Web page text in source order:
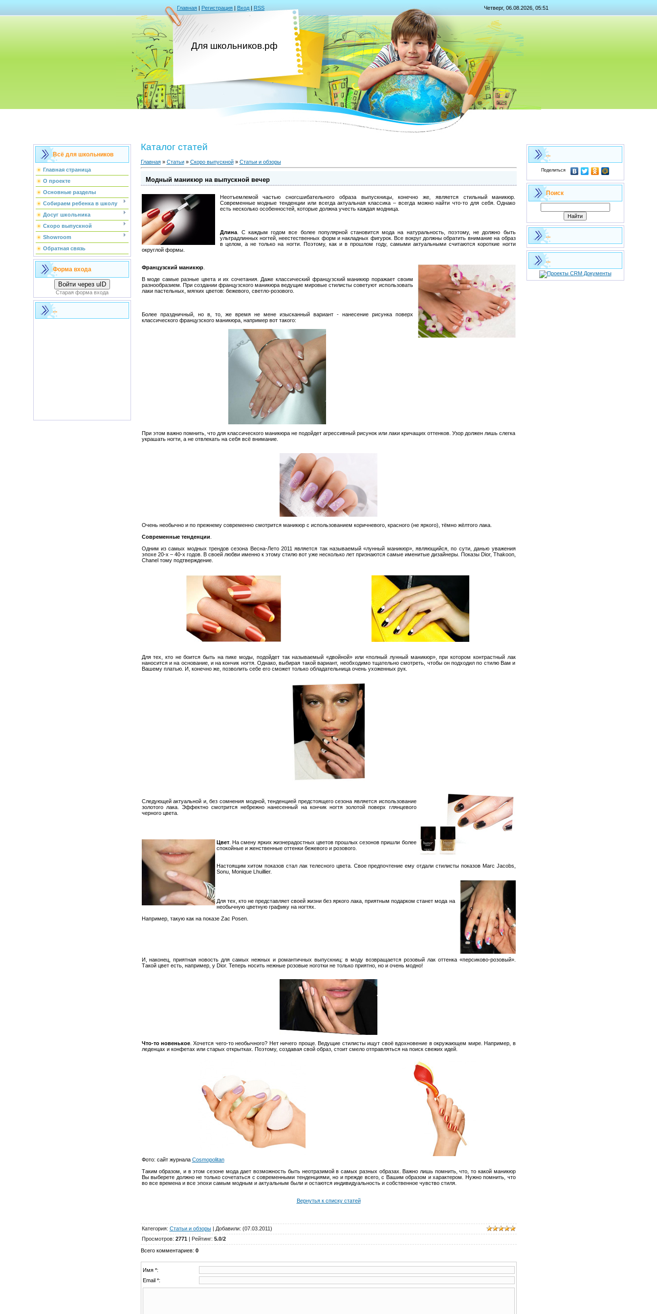
Главная | Регистрация | Вход | RSS Четверг, 06.08.2026, 05:51
Для школьников.рф
Всё для школьников
Главная страница
О проекте
Основные разделы
Собираем ребенка в школу
Досуг школьника
Скоро выпускной
Showroom
Обратная связь
Форма входа
Войти через uID
Старая форма входа
...
Каталог статей
Главная» Статьи» Скоро выпускной» Статьи и обзоры
Модный маникюр на выпускной вечер
Неотъемлемой частью сногсшибательного образа выпускницы, конечно же, является стильный маникюр.
Современные модные тенденции или всегда актуальная классика – всегда можно найти что-то для себя. Однако
есть несколько особенностей, которые должна учесть каждая модница.
Длина. С каждым годом все более популярной становится мода на натуральность, поэтому, не должно быть
ультрадлинных ногтей, неестественных форм и накладных фигурок. Все вокруг должны обратить внимание на образ
в целом, а не только на ногти. Поэтому, как и в прошлом году, самыми актуальными считаются короткие ногти
округлой формы.
Французский маникюр.
В моде самые разные цвета и их сочетания. Даже классический французский маникюр поражает своим
разнообразием. При создании французского маникюра ведущие мировые стилисты советуют использовать
лаки пастельных, мягких цветов: бежевого, светло-розового.
Более праздничный, но в, то, же время не мене изысканный вариант - нанесение рисунка поверх
классического французского маникюра, например вот такого:
При этом важно помнить, что для классического маникюра не подойдет агрессивный рисунок или лаки кричащих оттенков. Узор должен лишь слегка
украшать ногти, а не отвлекать на себя всё внимание.
Очень необычно и по прежнему современно смотрится маникюр с использованием коричневого, красного (не яркого), тёмно жёлтого лака.
Современные тенденции
Одним из самых модных трендов сезона Весна-Лето 2011 является так называемый «лунный маникюр», являющийся, по сути, данью уважения
эпохе 20-х – 40-х годов. В своей любви именно к этому стилю вот уже несколько лет признаются самые именитые дизайнеры. Показы Dior, Thakoon,
Chanel тому подтверждение.
Для тех, кто не боится быть на пике моды, подойдет так называемый «двойной» или «полный лунный маникюр», при котором контрастный лак
наносится и на основание, и на кончик ногтя. Однако, выбирая такой вариант, необходимо тщательно смотреть, чтобы он подходил по стилю Вам и
Вашему платью. И, конечно же, позволить себе его сможет только обладательница очень ухоженных рук.
Следующей актуальной и, без сомнения модной, тенденцией предстоящего сезона является использование
золотого лака. Эффектно смотрится небрежно нанесенный на кончик ногтя золотой поверх глянцевого
черного цвета.
Цвет. На смену ярких жизнерадостных цветов прошлых сезонов пришли более
спокойные и женственные оттенки бежевого и розового.
Настоящим хитом показов стал лак телесного цвета. Свое предпочтение ему отдали стилисты показов Marc Jacobs,
Sonu, Monique Lhuillier.
Для тех, кто не представляет своей жизни без яркого лака, приятным подарком станет мода на
необычную цветную графику на ногтях.
Например, такую как на показе Zac Posen.
И, наконец, приятная новость для самых нежных и романтичных выпускниц: в моду возвращается розовый лак оттенка «персиково-розовый».
Такой цвет есть, например, у Dior. Теперь носить нежные розовые ноготки не только приятно, но и очень модно!
Что-то новенькое. Хочется чего-то необычного? Нет ничего проще. Ведущие стилисты ищут своё вдохновение в окружающем мире. Например, в
леденцах и конфетах или старых открытках. Поэтому, создавая свой образ, стоит смело отправляться на поиск свежих идей.
Фото: сайт журнала Cosmopolitan
Таким образом, и в этом сезоне мода дает возможность быть неотразимой в самых разных образах. Важно лишь помнить, что, то какой маникюр
Вы выберете должно не только сочетаться с современными тенденциями, но и прежде всего, с Вашим образом и характером. Нужно помнить, что
во все времена и все эпохи самым модным и актуальным были и остаются индивидуальность и собственное чувство стиля.
Вернутья к списку статей
Категория: Статьи и обзоры| Добавили: (07.03.2011)
Просмотров: 2771| Рейтинг: 5.0/2
Всего комментариев: 0
Имя *:
Email *:
...
Поделиться
Поиск
...
...